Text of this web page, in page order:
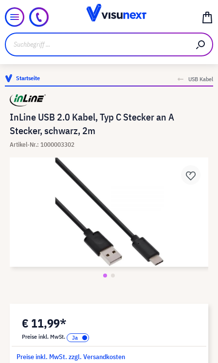
Startseite USB Kabel
InLine USB 2.0 Kabel, Typ C Stecker an A
Stecker, schwarz, 2m
Artikel-Nr.: 1000003302
€ 11,99*
Preise inkl. MwSt.
Preise inkl. MwSt. zzgl. Versandkosten